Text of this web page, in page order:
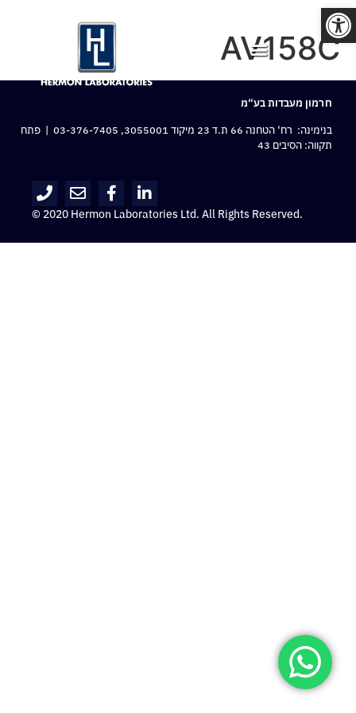
פתח סרגל נגישות
AV158C
חרמון מעבדות בע“מ
בנימינה: רח‘ הטחנה 66 ת.ד 23 מיקוד 3055001,
03-376-7405 | פתח
תקווה: הסיבים 43
© 2020 Hermon Laboratories Ltd. All Rights Reserved.